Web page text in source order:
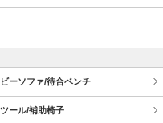
ビーソファ/待合ベンチ
ール/補助椅子